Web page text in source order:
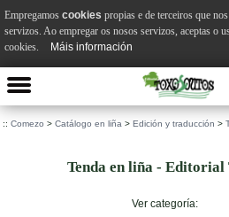
:: Comezo > Catálogo en liña > Edición y traducción >
Tenda en liña - Editorial
Ver categoría:
Empregamos cookies propias e de terceiros que
servizos. Ao empregar os nosos servizos, aceptas o
cookies.
Máis información